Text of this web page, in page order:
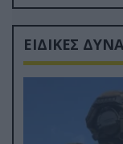
ΕΙΔΙΚΕΣ